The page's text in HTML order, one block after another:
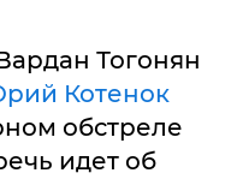
Тогонян
Котенок
обстреле
идет об